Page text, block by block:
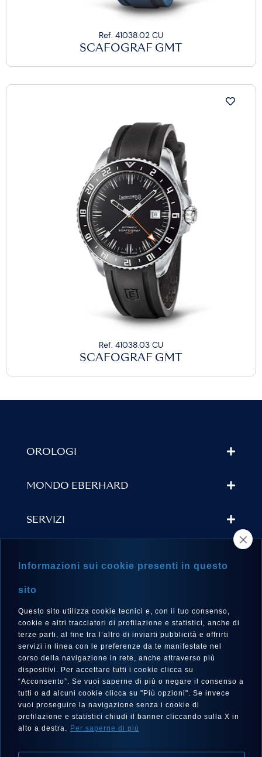
Ref. 41038.02 CU
SCAFOGRAF GMT
Ref. 41038.03 CU
SCAFOGRAF GMT
OROLOGI
MONDO EBERHARD
SERVIZI
LINGUA
Italiano
SEGUICI SU
Informazioni sui cookie presenti in questo
sito
Questo sito utilizza cookie tecnici e, con il tuo consenso,
cookie e altri tracciatori di profilazione e statistici, anche di
terze parti, al fine tra l’altro di inviarti pubblicità e offrirti
servizi in linea con le preferenze da te manifestate nel
corso della navigazione in rete, anche attraverso più
dispositivi. Per accettare tutti i cookie clicca su
“Acconsento”. Se vuoi saperne di più o negare il consenso a
tutti o ad alcuni cookie clicca su "Più opzioni". Se invece
vuoi proseguire la navigazione senza i cookie di
profilazione e statistici chiudi il banner cliccando sulla X in
alto a destra. Per saperne di più